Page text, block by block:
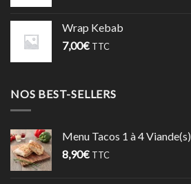
Wrap Kebab
7,00€ TTC
NOS BEST-SELLERS
Menu Tacos 1 à 4 Viande(s)
8,90€ TTC